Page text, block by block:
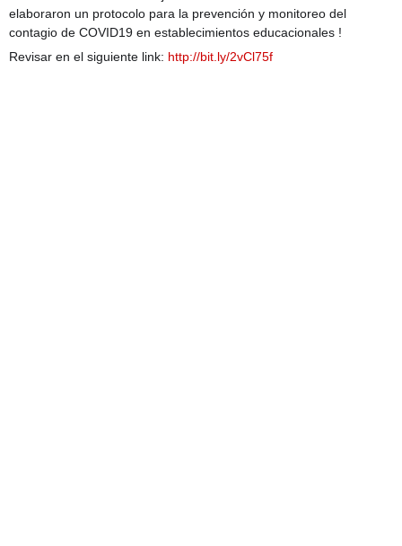
elaboraron un protocolo para la prevención y monitoreo del
contagio de COVID19 en establecimientos educacionales !
Revisar en el siguiente link: http://bit.ly/2vCl75f